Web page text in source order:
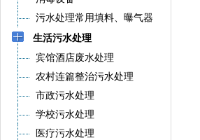
污水处理常用填料、曝气器
生活污水处理
宾馆酒店废水处理
农村连篇整治污水处理
市政污水处理
学校污水处理
医疗污水处理